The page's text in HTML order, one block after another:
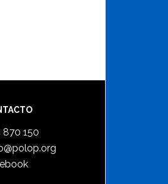
870 150